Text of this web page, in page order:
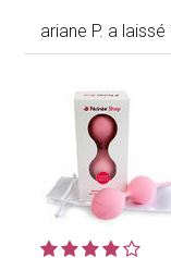
ariane P. a